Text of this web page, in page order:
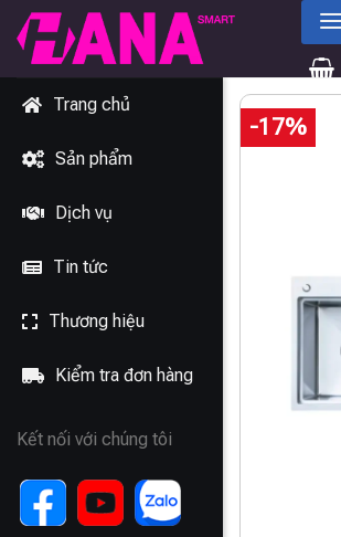
Chuyển
đến
dung
Trang chủ
Sản phẩm
Dịch vụ
Tin tức
Thương hiệu
Kiểm tra đơn hàng
Kết nối với chúng tôi
-17%